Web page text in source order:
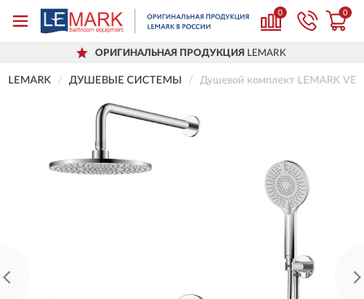
0 0
ОРИГИНАЛЬНАЯ ПРОДУКЦИЯ LEMARK
LEMARK ДУШЕВЫЕ СИСТЕМЫ Душевой комплект LEMARK